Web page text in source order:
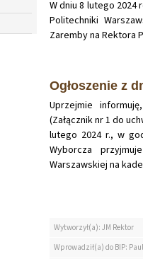
W dniu 8 lutego 2024
Politechniki
Zaremby na Rektora
Ogłoszenie z
Uprzejmie
(Załącznik nr 1 do
lutego 2024 r., w
Wyborcza
Warszawskiej na
Wytworzył(a): JM Rektor
Wprowadził(a) do BIP: